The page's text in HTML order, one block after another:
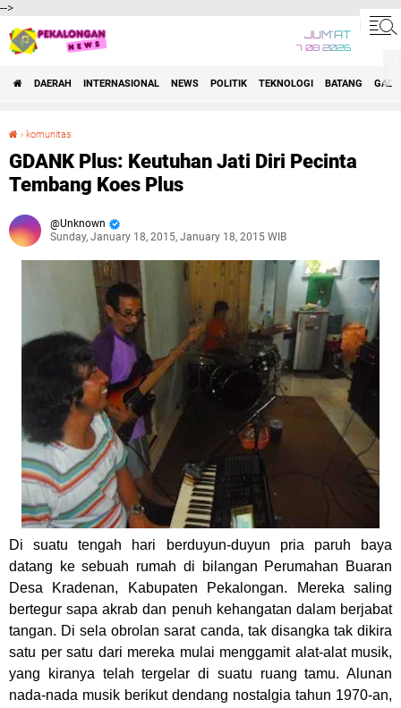
-->
JUM'AT
7 08 2026
DAERAH INTERNASIONAL NEWS POLITIK TEKNOLOGI BATANG
› komunitas
GDANK Plus: Keutuhan Jati Diri Pecinta
Tembang Koes Plus
Unknown
Sunday, January 18, 2015, January 18, 2015 WIB
Di suatu tengah hari berduyun-duyun pria paruh baya
datang ke sebuah rumah di bilangan Perumahan Buaran
Desa Kradenan, Kabupaten Pekalongan. Mereka saling
bertegur sapa akrab dan penuh kehangatan dalam berjabat
tangan. Di sela obrolan sarat canda, tak disangka tak dikira
satu per satu dari mereka mulai menggamit alat-alat musik,
yang kiranya telah tergelar di suatu ruang tamu. Alunan
nada-nada musik berikut dendang nostalgia tahun 1970-an,